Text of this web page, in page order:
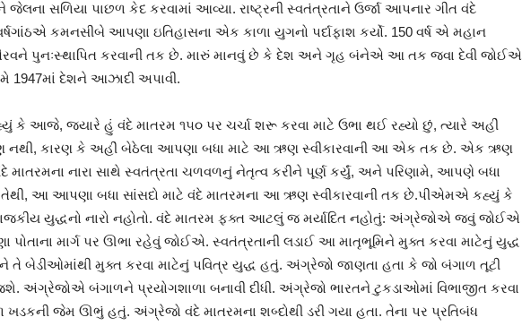
જેલના સળિયા પાછળ કેદ કરવામાં આવ્યા. રાષ્ટ્રની સ્વતંત્રતાને ઉર્જા આપનાર ગીત વંદે
કમનસીબે આપણા ઇતિહાસના એક કાળા યુગનો પર્દાફાશ કર્યો. 150 વર્ષ એ મહાન
પુનઃસ્થાપિત કરવાની તક છે. મારું માનવું છે કે દેશ અને ગૃહ બંનેએ આ તક જવા દેવી જોઈએ
1947માં દેશને આઝાદી અપાવી.
કે આજે, જ્યારે હું વંદે માતરમ ૧૫૦ પર ચર્ચા શરૂ કરવા માટે ઉભા થઈ રહ્યો છું, ત્યારે અહીં
નથી, કારણ કે અહીં બેઠેલા આપણા બધા માટે આ ઋણ સ્વીકારવાની આ એક તક છે. એક ઋણ
માતરમના નારા સાથે સ્વતંત્રતા ચળવળનું નેતૃત્વ કરીને પૂર્ણ કર્યું, અને પરિણામે, આપણે બધા
આ આપણા બધા સાંસદો માટે વંદે માતરમના આ ઋણ સ્વીકારવાની તક છે.પીએમએ કહ્યું કે
યુદ્ધનો નારો નહોતો. વંદે માતરમ ફક્ત આટલું જ મર્યાદિત નહોતું: અંગ્રેજોએ જવું જોઈએ
માર્ગ પર ઊભા રહેવું જોઈએ. સ્વતંત્રતાની લડાઈ આ માતૃભૂમિને મુક્ત કરવા માટેનું યુદ્ધ
તે બેડીઓમાંથી મુક્ત કરવા માટેનું પવિત્ર યુદ્ધ હતું. અંગ્રેજો જાણતા હતા કે જો બંગાળ તૂટી
અંગ્રેજોએ બંગાળને પ્રયોગશાળા બનાવી દીધી. અંગ્રેજો ભારતને ટુકડાઓમાં વિભાજીત કરવા
ખડકની જેમ ઊભું હતું. અંગ્રેજો વંદે માતરમના શબ્દોથી ડરી ગયા હતા. તેના પર પ્રતિબંધ